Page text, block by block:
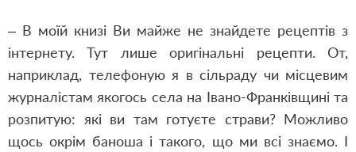
– В моїй книзі Ви майже не знайдете рецептів з
інтернету. Тут лише оригінальні рецепти. От,
наприклад, телефоную я в сільраду чи місцевим
журналістам якогось села на Івано-Франківщині та
розпитую: які ви там готуєте страви? Можливо
щось окрім баноша і такого, що ми всі знаємо. І